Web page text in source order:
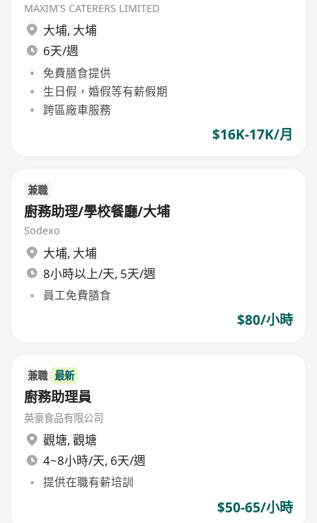
MAXIM'S CATERERS LIMITED
大埔, 大埔
6天/週
免費膳食提供
生日假，婚假等有薪假期
跨區廠車服務
$16K-17K/月
兼職
廚務助理/學校餐廳/大埔
Sodexo
大埔, 大埔
8小時以上/天, 5天/週
員工免費膳食
$80/小時
兼職 最新
廚務助理員
英豪食品有限公司
觀塘, 觀塘
4~8小時/天, 6天/週
提供在職有薪培訓
$50-65/小時